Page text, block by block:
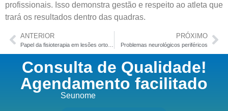
profissionais. Isso demonstra gestão e respeito ao atleta que
trará os resultados dentro das quadras.
ANTERIOR PRÓXIMO
Problemas neurológicos periféricos
Consulta de Qualidade!
Agendamento facilitado
Seunome